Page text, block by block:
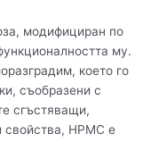
модифициран по
му.
което го
съобразени с
сгъстяващи,
HPMC е